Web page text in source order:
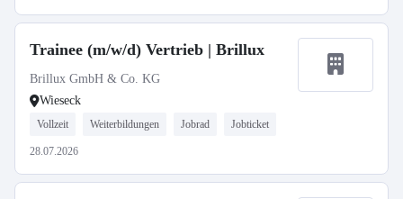
Trainee (m/w/d) Vertrieb | Brillux
Brillux GmbH & Co. KG
Wieseck
Vollzeit Weiterbildungen Jobrad Jobticket
28.07.2026